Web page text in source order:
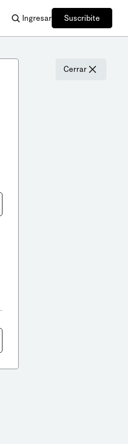
Ingresar Suscribite
Cerrar